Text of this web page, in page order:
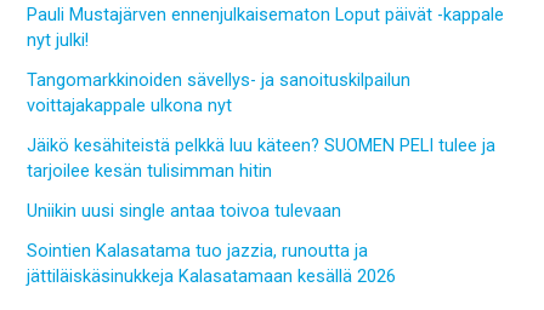
Pauli Mustajärven ennenjulkaisematon Loput päivät -kappale
nyt julki!
Tangomarkkinoiden sävellys- ja sanoituskilpailun
voittajakappale ulkona nyt
Jäikö kesähiteistä pelkkä luu käteen? SUOMEN PELI tulee ja
tarjoilee kesän tulisimman hitin
Uniikin uusi single antaa toivoa tulevaan
Sointien Kalasatama tuo jazzia, runoutta ja
jättiläiskäsinukkeja Kalasatamaan kesällä 2026